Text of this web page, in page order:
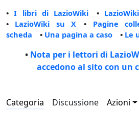
•I libri di LazioWiki •
• LazioWiki su X • Pagine
scheda • Una pagina a caso • Le
• Nota per i lettori di
accedono al sito con un
Categoria Discussione Azioni